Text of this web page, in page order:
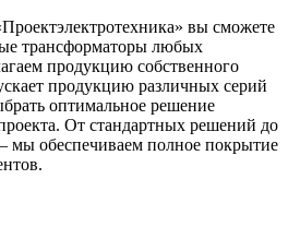
вы сможете
трансформаторы любых
продукцию собственного
продукцию различных серий
оптимальное решение
От стандартных решений до
мы обеспечиваем полное покрытие